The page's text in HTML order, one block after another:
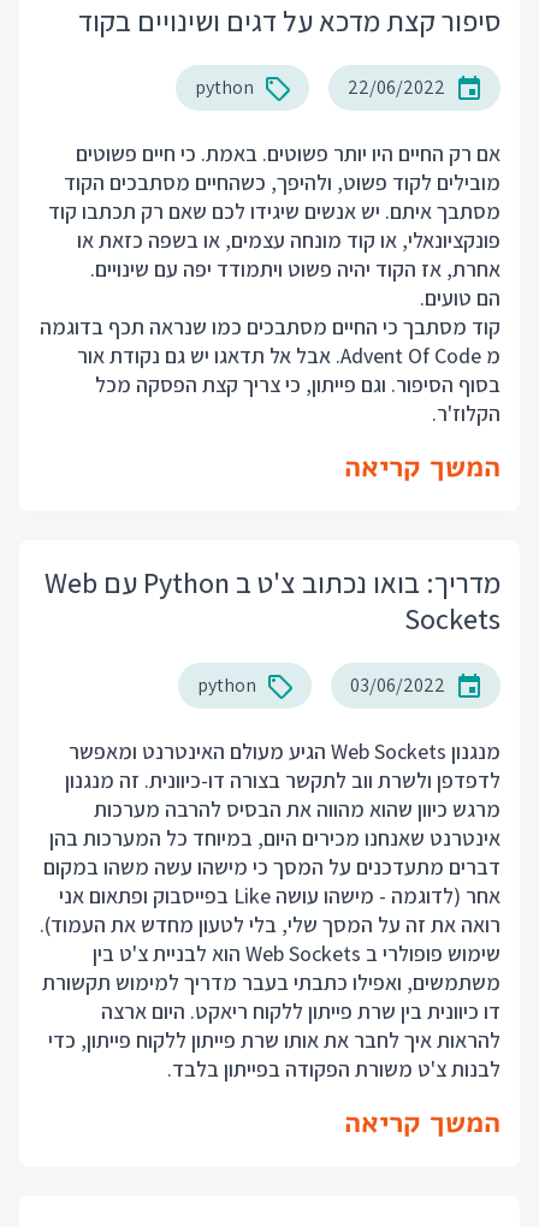
סיפור קצת מדכא על דגים ושינויים בקוד
22/06/2022
python
אם רק החיים היו יותר פשוטים. באמת. כי חיים פשוטים
מובילים לקוד פשוט, ולהיפך, כשהחיים מסתבכים הקוד
מסתבך איתם. יש אנשים שיגידו לכם שאם רק תכתבו קוד
פונקציונאלי, או קוד מונחה עצמים, או בשפה כזאת או
אחרת, אז הקוד יהיה פשוט ויתמודד יפה עם שינויים.
הם טועים.
קוד מסתבך כי החיים מסתבכים כמו שנראה תכף בדוגמה
מ Advent Of Code. אבל אל תדאגו יש גם נקודת אור
בסוף הסיפור. וגם פייתון, כי צריך קצת הפסקה מכל
הקלוז'ר.
המשך קריאה
מדריך: בואו נכתוב צ'ט ב Python עם Web
Sockets
03/06/2022
python
מנגנון Web Sockets הגיע מעולם האינטרנט ומאפשר
לדפדפן ולשרת ווב לתקשר בצורה דו-כיוונית. זה מנגנון
מרגש כיוון שהוא מהווה את הבסיס להרבה מערכות
אינטרנט שאנחנו מכירים היום, במיוחד כל המערכות בהן
דברים מתעדכנים על המסך כי מישהו עשה משהו במקום
אחר (לדוגמה - מישהו עושה Like בפייסבוק ופתאום אני
רואה את זה על המסך שלי, בלי לטעון מחדש את העמוד).
שימוש פופולרי ב Web Sockets הוא לבניית צ'ט בין
משתמשים, ואפילו כתבתי בעבר מדריך למימוש תקשורת
דו כיוונית בין שרת פייתון ללקוח ריאקט. היום ארצה
להראות איך לחבר את אותו שרת פייתון ללקוח פייתון, כדי
לבנות צ'ט משורת הפקודה בפייתון בלבד.
המשך קריאה